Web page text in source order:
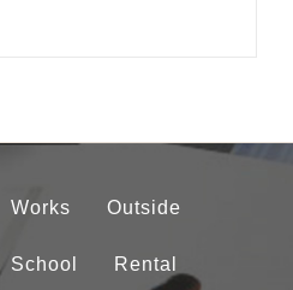
Works Outside
School Rental